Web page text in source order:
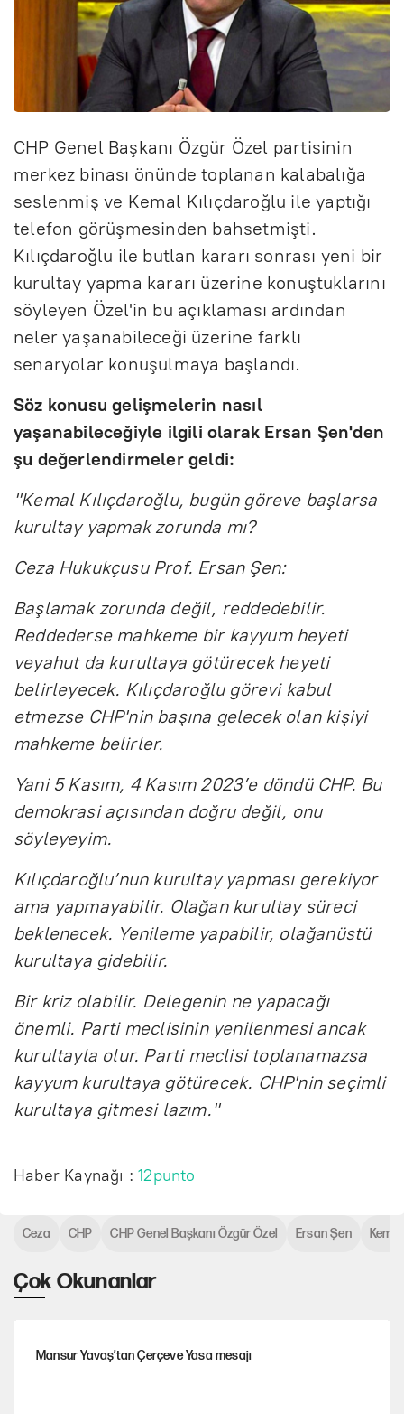
CHP Genel Başkanı Özgür Özel partisinin
merkez binası önünde toplanan kalabalığa
seslenmiş ve Kemal Kılıçdaroğlu ile yaptığı
telefon görüşmesinden bahsetmişti.
Kılıçdaroğlu ile butlan kararı sonrası yeni bir
kurultay yapma kararı üzerine konuştuklarını
söyleyen Özel'in bu açıklaması ardından
neler yaşanabileceği üzerine farklı
senaryolar konuşulmaya başlandı.
Söz konusu gelişmelerin nasıl
yaşanabileceğiyle ilgili olarak Ersan Şen'den
şu değerlendirmeler geldi:
"Kemal Kılıçdaroğlu, bugün göreve başlarsa
kurultay yapmak zorunda mı?
Ceza Hukukçusu Prof. Ersan Şen:
Başlamak zorunda değil, reddedebilir.
Reddederse mahkeme bir kayyum heyeti
veyahut da kurultaya götürecek heyeti
belirleyecek. Kılıçdaroğlu görevi kabul
etmezse CHP'nin başına gelecek olan kişiyi
mahkeme belirler.
Yani 5 Kasım, 4 Kasım 2023’e döndü CHP. Bu
demokrasi açısından doğru değil, onu
söyleyeyim.
Kılıçdaroğlu’nun kurultay yapması gerekiyor
ama yapmayabilir. Olağan kurultay süreci
beklenecek. Yenileme yapabilir, olağanüstü
kurultaya gidebilir.
Bir kriz olabilir. Delegenin ne yapacağı
önemli. Parti meclisinin yenilenmesi ancak
kurultayla olur. Parti meclisi toplanamazsa
kayyum kurultaya götürecek. CHP'nin seçimli
kurultaya gitmesi lazım."
Haber Kaynağı :12punto
Çok Okunanlar
Mansur Yavaş’tan Çerçeve Yasa mesajı
Ceza CHP CHP Genel Başkanı Özgür Özel Ersan Şen